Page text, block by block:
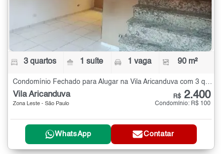
3 quartos 1 suíte 1 vaga 90 m²
Vila Aricanduva
Zona Leste - São Paulo
R$ 2.400
Condomínio: R$ 100
WhatsApp Contatar